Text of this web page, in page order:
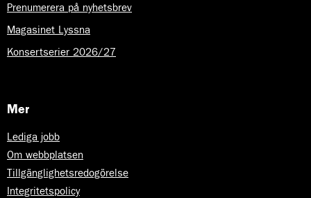
Prenumerera på nyhetsbrev
Magasinet Lyssna
Konsertserier 2026/27
Mer
Lediga jobb
Om webbplatsen
Tillgänglighetsredogörelse
Integritetspolicy